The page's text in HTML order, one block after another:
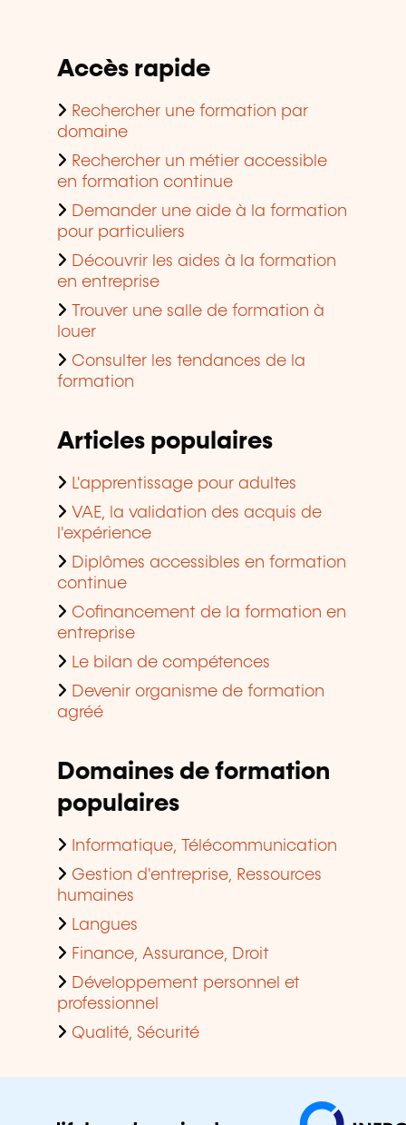
Accès rapide
Rechercher une formation par
domaine
Rechercher un métier accessible
en formation continue
Demander une aide à la formation
pour particuliers
Découvrir les aides à la formation
en entreprise
Trouver une salle de formation à
louer
Consulter les tendances de la
formation
Articles populaires
L'apprentissage pour adultes
VAE, la validation des acquis de
l'expérience
Diplômes accessibles en formation
continue
Cofinancement de la formation en
entreprise
Le bilan de compétences
Devenir organisme de formation
agréé
Domaines de formation
populaires
Informatique, Télécommunication
Gestion d'entreprise, Ressources
humaines
Langues
Finance, Assurance, Droit
Développement personnel et
professionnel
Qualité, Sécurité